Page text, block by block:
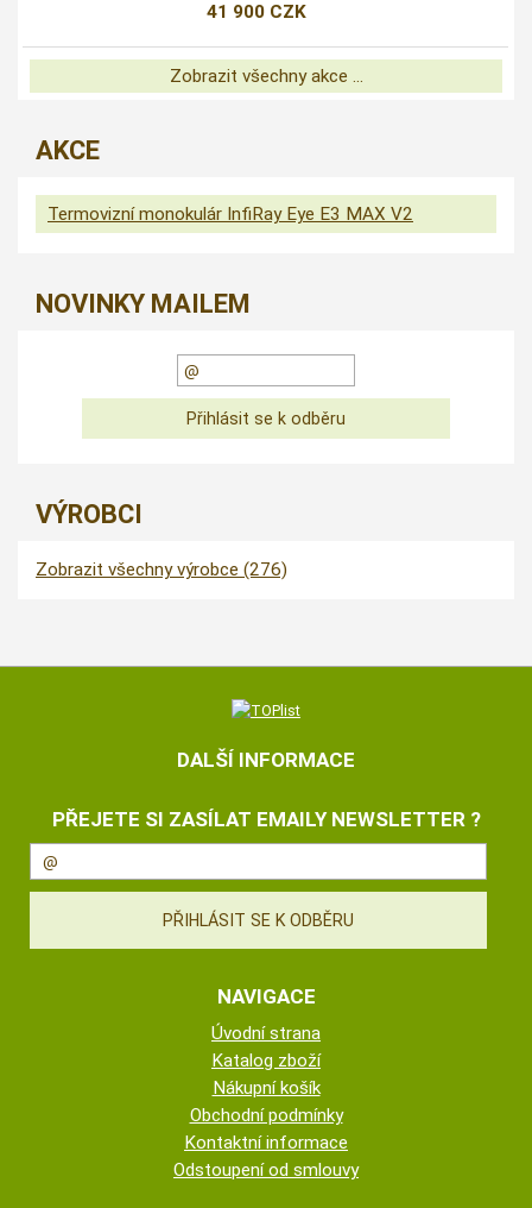
41 900 CZK
Zobrazit všechny akce ...
AKCE
Termovizní monokulár InfiRay Eye E3 MAX V2
NOVINKY MAILEM
VÝROBCI
Zobrazit všechny výrobce (276)
DALŠÍ INFORMACE
PŘEJETE SI ZASÍLAT EMAILY NEWSLETTER ?
NAVIGACE
Úvodní strana
Katalog zboží
Nákupní košík
Obchodní podmínky
Kontaktní informace
Odstoupení od smlouvy